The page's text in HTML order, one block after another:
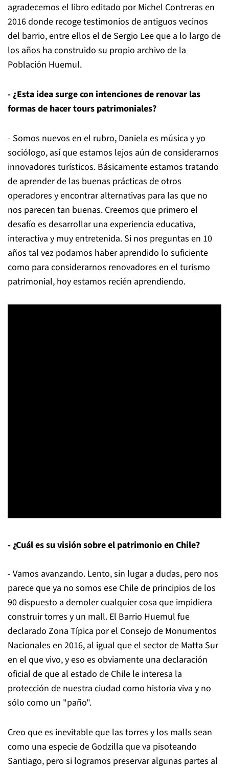
agradecemos el libro editado por Michel Contreras en
2016 donde recoge testimonios de antiguos vecinos
del barrio, entre ellos el de Sergio Lee que a lo largo de
los años ha construido su propio archivo de la
Población Huemul.
- ¿Esta idea surge con intenciones de renovar las
formas de hacer tours patrimoniales?
- Somos nuevos en el rubro, Daniela es música y yo
sociólogo, así que estamos lejos aún de considerarnos
innovadores turísticos. Básicamente estamos tratando
de aprender de las buenas prácticas de otros
operadores y encontrar alternativas para las que no
nos parecen tan buenas. Creemos que primero el
desafío es desarrollar una experiencia educativa,
interactiva y muy entretenida. Si nos preguntas en 10
años tal vez podamos haber aprendido lo suficiente
como para considerarnos renovadores en el turismo
patrimonial, hoy estamos recién aprendiendo.
- ¿Cuál es su visión sobre el patrimonio en Chile?
- Vamos avanzando. Lento, sin lugar a dudas, pero nos
parece que ya no somos ese Chile de principios de los
90 dispuesto a demoler cualquier cosa que impidiera
construir torres y un mall. El Barrio Huemul fue
declarado Zona Típica por el Consejo de Monumentos
Nacionales en 2016, al igual que el sector de Matta Sur
en el que vivo, y eso es obviamente una declaración
oficial de que al estado de Chile le interesa la
protección de nuestra ciudad como historia viva y no
sólo como un "paño".
Creo que es inevitable que las torres y los malls sean
como una especie de Godzilla que va pisoteando
Santiago, pero si logramos preservar algunas partes al